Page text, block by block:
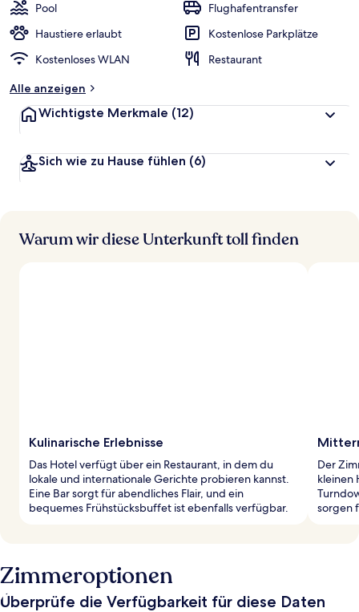
r
e
Pool
Flughafentransfer
Haustiere erlaubt
Kostenlose Parkplätze
Kostenloses WLAN
Restaurant
Alle anzeigen
Wichtigste Merkmale (12)
Sich wie zu Hause fühlen (6)
Warum wir diese Unterkunft toll finden
Kulinarische Erlebnisse
Das Hotel verfügt über ein Restaurant, in dem du
lokale und internationale Gerichte probieren kannst.
Eine Bar sorgt für abendliches Flair, und ein
bequemes Frühstücksbuffet ist ebenfalls verfügbar.
Der
kleinen
sorgen
Zimmeroptionen
Überprüfe die Verfügbarkeit für diese Daten